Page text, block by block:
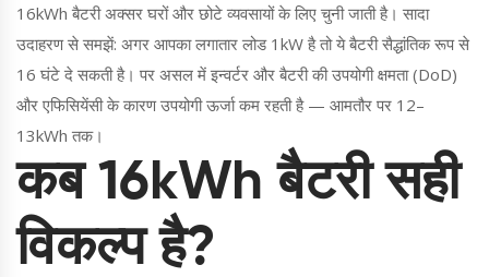
16kWh बैटरी अक्सर घरों और छोटे व्यवसायों के लिए चुनी जाती है। सादा
उदाहरण से समझें: अगर आपका लगातार लोड 1kW है तो ये बैटरी सैद्धांतिक रूप से
16 घंटे दे सकती है। पर असल में इन्वर्टर और बैटरी की उपयोगी क्षमता (DoD)
और एफिसियेंसी के कारण उपयोगी ऊर्जा कम रहती है — आमतौर पर 12–
13kWh तक।
कब 16kWh बैटरी सही
विकल्प है?